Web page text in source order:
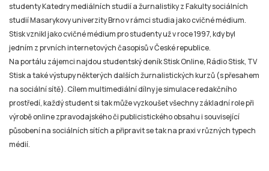
studenty Katedry mediálních studií a žurnalistiky z Fakulty sociálních
studií Masarykovy univerzity Brno v rámci studia jako cvičné médium.
Stisk vznikl jako cvičné médium pro studenty už v roce 1997, kdy byl
jedním z prvních internetových časopisů v České republice.
Na portálu zájemci najdou studentský deník Stisk Online, Rádio Stisk, TV
Stisk a také výstupy některých dalších žurnalistických kurzů (s přesahem
na sociální sítě). Cílem multimediální dílny je simulace redakčního
prostředí, každý student si tak může vyzkoušet všechny základní role při
výrobě online zpravodajského či publicistického obsahu i související
působení na sociálních sítích a připravit se tak na praxi v různých typech
médií.